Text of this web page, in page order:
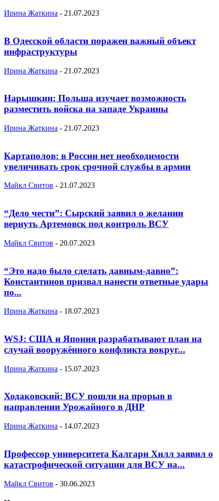
Ирина Жаткина - 21.07.2023
В Одесской области поражен важный объект
инфраструктуры
Ирина Жаткина - 21.07.2023
Нарышкин: Польша изучает возможность
разместить войска на западе Украины
Ирина Жаткина - 21.07.2023
Картаполов: в России нет необходимости
увеличивать срок срочной службы в армии
Майкл Свитов - 21.07.2023
“Дело чести”: Сырский заявил о желании
вернуть Артемовск под контроль ВСУ
Майкл Свитов - 20.07.2023
“Это надо было сделать давным-давно”:
Константинов призвал нанести ответные удары
по...
Ирина Жаткина - 18.07.2023
WSJ: США и Япония разрабатывают план на
случай вооружённого конфликта вокруг...
Ирина Жаткина - 15.07.2023
Ходаковский: ВСУ пошли на прорыв в
направлении Урожайного в ДНР
Ирина Жаткина - 14.07.2023
Профессор университета Калгари Хилл заявил о
катастрофической ситуации для ВСУ на...
Майкл Свитов - 30.06.2023